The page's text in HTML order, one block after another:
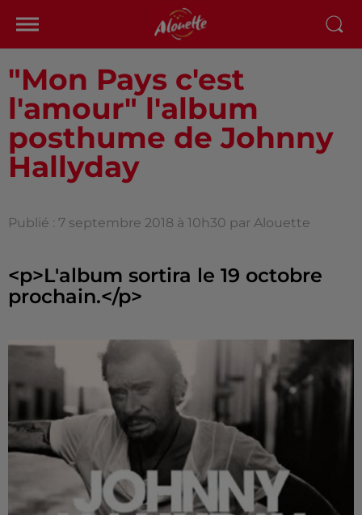
"Mon Pays c'est
l'amour" l'album
posthume de Johnny
Hallyday
Publié : 7 septembre 2018 à 10h30 par Alouette
<p>L'album sortira le 19 octobre